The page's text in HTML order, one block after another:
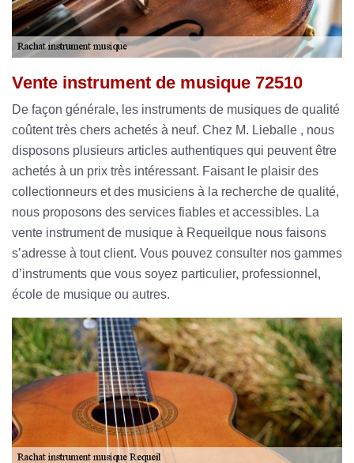
Vente instrument de musique 72510
De façon générale, les instruments de musiques de qualité
coûtent très chers achetés à neuf. Chez M. Lieballe , nous
disposons plusieurs articles authentiques qui peuvent être
achetés à un prix très intéressant. Faisant le plaisir des
collectionneurs et des musiciens à la recherche de qualité,
nous proposons des services fiables et accessibles. La
vente instrument de musique à Requeilque nous faisons
s’adresse à tout client. Vous pouvez consulter nos gammes
d’instruments que vous soyez particulier, professionnel,
école de musique ou autres.